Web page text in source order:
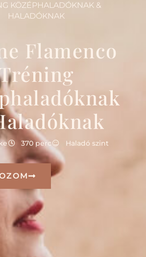
KÖZÉPHALADÓKNAK &
HALADÓKNAK
Flamenco
370 perc Haladó szint